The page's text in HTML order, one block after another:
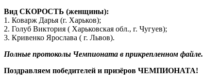
Вид СКОРОСТЬ (женщины):
1. Коварж Дарья (г. Харьков);
2. Голуб Виктория ( Харьковская обл., г. Чугуев);
3. Кривенко Ярослава ( г. Львов).
Полные протоколы Чемпионата в прикрепленном файле.
Поздравляем победителей и призёров ЧЕМПИОНАТА!